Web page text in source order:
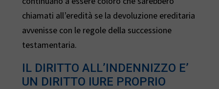
chiamati all’eredità se la devoluzione ereditaria
avvenisse con le regole della successione
testamentaria.
IL DIRITTO ALL’INDENNIZZO E’
UN DIRITTO IURE PROPRIO